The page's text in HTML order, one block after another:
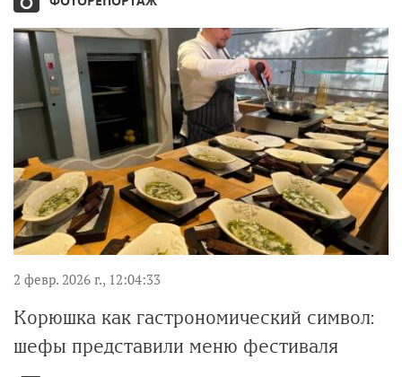
2 февр. 2026 г., 12:04:33
Корюшка как гастрономический символ:
шефы представили меню фестиваля